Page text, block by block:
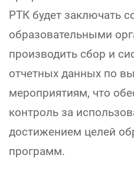
РТК будет заключать
образовательными
производить сбор и
отчетных данных по
мероприятиям, что
контроль за
достижением целей
программ.